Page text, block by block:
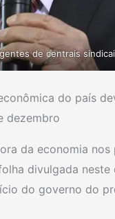
de centrais
do país
dezembro
da economia nos
divulgada neste
do governo do